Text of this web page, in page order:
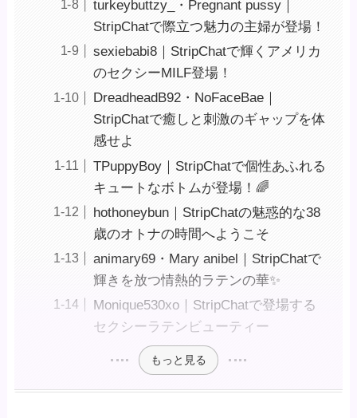
turkeybuttzy_・Pregnant pussy｜
StripChatで際立つ魅力の主婦が登場！
sexiebabi8｜StripChatで輝くアメリカ
のセクシーMILF登場！
DreadheadB92・NoFaceBae｜
StripChatで癒しと刺激のギャップを体
感せよ
TPuppyBoy｜StripChatで個性あふれる
キュートなボトムが登場！🌈
hothoneybun｜StripChatの魅惑的な38
歳のオトナの時間へようこそ ️
animary69・Mary anibel｜StripChatで
輝きを放つ情熱的ラテンの華✨
Monique530xo｜StripChatで登場する
セクシーラテンビューティー
もっと見る